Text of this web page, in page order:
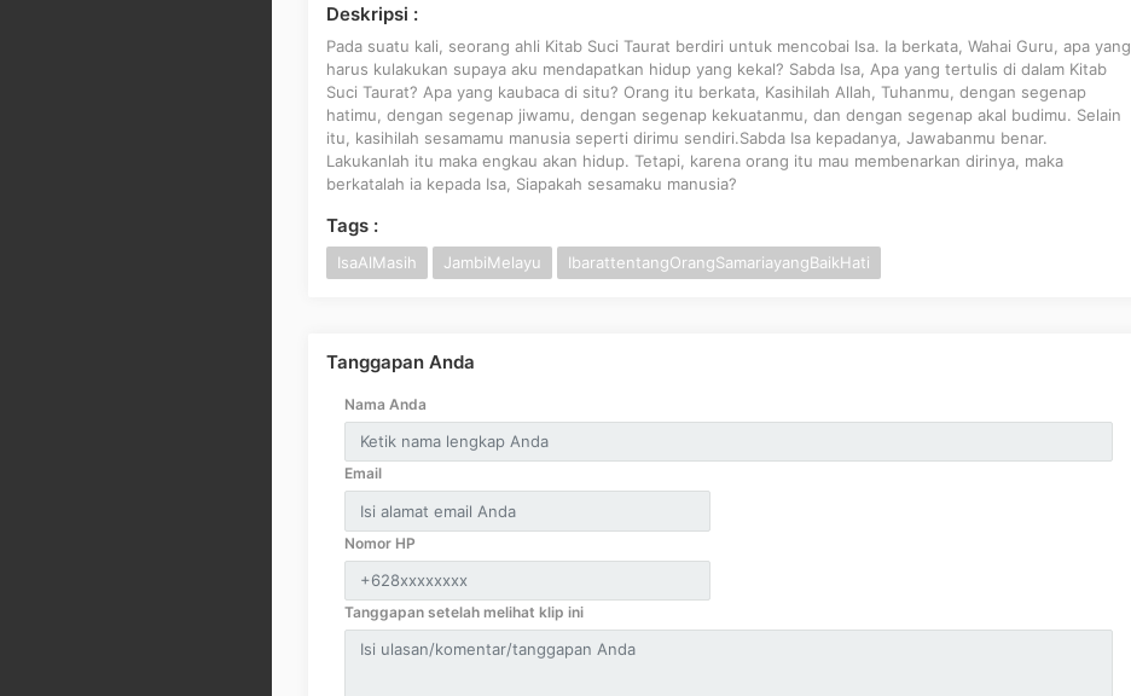
Deskripsi :
Pada suatu kali, seorang ahli Kitab Suci Taurat berdiri untuk mencobai Isa. Ia berkata, Wahai Guru, apa yang
harus kulakukan supaya aku mendapatkan hidup yang kekal? Sabda Isa, Apa yang tertulis di dalam Kitab
Suci Taurat? Apa yang kaubaca di situ? Orang itu berkata, Kasihilah Allah, Tuhanmu, dengan segenap
hatimu, dengan segenap jiwamu, dengan segenap kekuatanmu, dan dengan segenap akal budimu. Selain
itu, kasihilah sesamamu manusia seperti dirimu sendiri.Sabda Isa kepadanya, Jawabanmu benar.
Lakukanlah itu maka engkau akan hidup. Tetapi, karena orang itu mau membenarkan dirinya, maka
berkatalah ia kepada Isa, Siapakah sesamaku manusia?
Tags :
IsaAlMasih JambiMelayu IbarattentangOrangSamariayangBaikHati
Tanggapan Anda
Nama Anda
Email
Nomor HP
Tanggapan setelah melihat klip ini